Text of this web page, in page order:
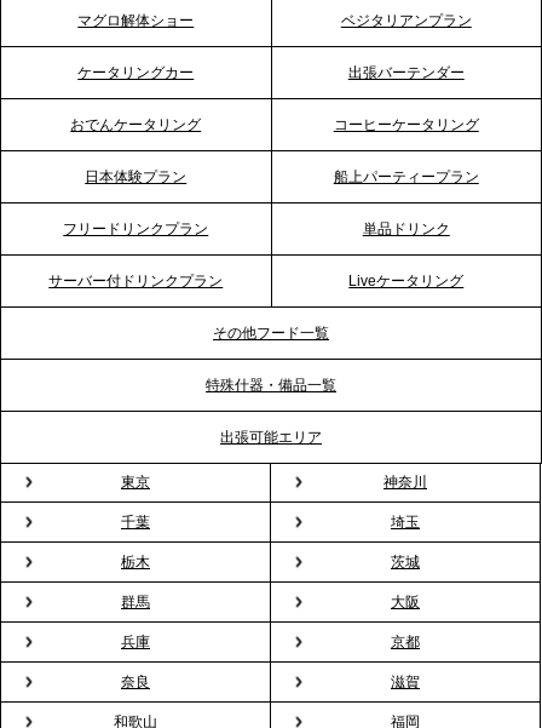
2026.4.21
プレスリリースのご案内｜「温かな食」が会話のス
イッチに。新入社員研修で《食体験としてのケータ
プレスリリースのご案内｜ケータリングのセカンド
テーブル、横浜事務所を新設。神奈川エリアのサー
ビス提供体制を強化し、質の高い「場づくり」をサ
TBS「Nスタ」で、2ndTable「1DISH」の花見オー
ドブルが紹介されました
2026.3.23
プレスリリースのご案内｜入社式の“そのまま懇親
ィスケータリング』という新しい活用法
2026.3.20
NHK「ニュースウオッチ9」で、2ndTable「室内花
マグロ解体ショー ベジタリアンプラン
ケータリングカー 出張バーテンダー
おでんケータリング コーヒーケータリング
日本体験プラン 船上パーティープラン
フリードリンクプラン 単品ドリンク
サーバー付ドリンクプラン Liveケータリング
その他フード一覧
特殊什器・備品一覧
出張可能エリア
東京 神奈川
千葉 埼玉
栃木 茨城
群馬 大阪
兵庫 京都
奈良 滋賀
和歌山 福岡